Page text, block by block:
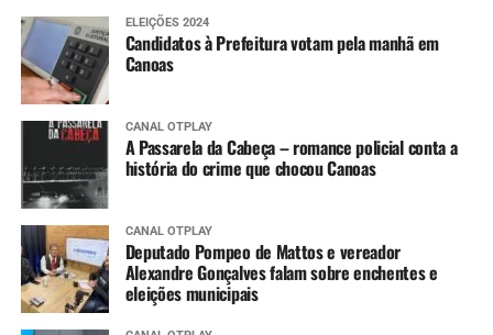
ELEIÇÕES 2024
Candidatos à Prefeitura votam pela manhã em
Canoas
CANAL OTPLAY
A Passarela da Cabeça – romance policial conta a
história do crime que chocou Canoas
CANAL OTPLAY
Deputado Pompeo de Mattos e vereador
Alexandre Gonçalves falam sobre enchentes e
eleições municipais